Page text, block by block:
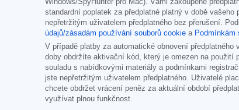
Windows/SpyHunter pro Mac). Vámi zakoupené
standardní poplatek za předplatné platný v době
nepřetržitým uživatelem předplatného bez přerušení.
údajů/zásadám používání souborů cookie a Podmínkám
V případě platby za automatické obnovení
doby obdržíte aktivační kód, který je omezen na použití
souladu s nabídkovými materiály a podmínkami
jste nepřetržitým uživatelem předplatného. Uživatelé
chcete obdržet vrácení peněz za aktuální období
využívat plnou funkčnost.